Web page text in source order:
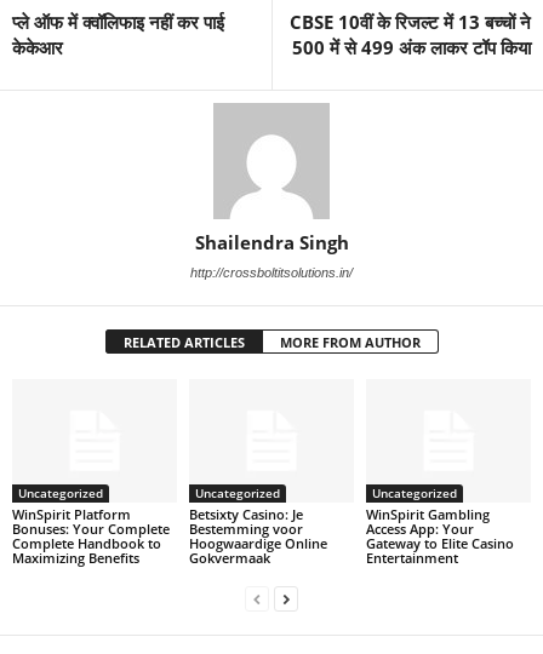
प्ले ऑफ में क्वॉलिफाइ नहीं कर पाई
केकेआर
CBSE 10वीं के रिजल्ट में 13 बच्चों ने
500 में से 499 अंक लाकर टॉप किया
Shailendra Singh
http://crossboltitsolutions.in/
RELATED ARTICLES MORE FROM AUTHOR
Uncategorized
WinSpirit Platform
Bonuses: Your Complete
Complete Handbook to
Maximizing Benefits
Uncategorized
Betsixty Casino: Je
Bestemming voor
Hoogwaardige Online
Gokvermaak
Uncategorized
WinSpirit Gambling
Access App: Your
Gateway to Elite Casino
Entertainment